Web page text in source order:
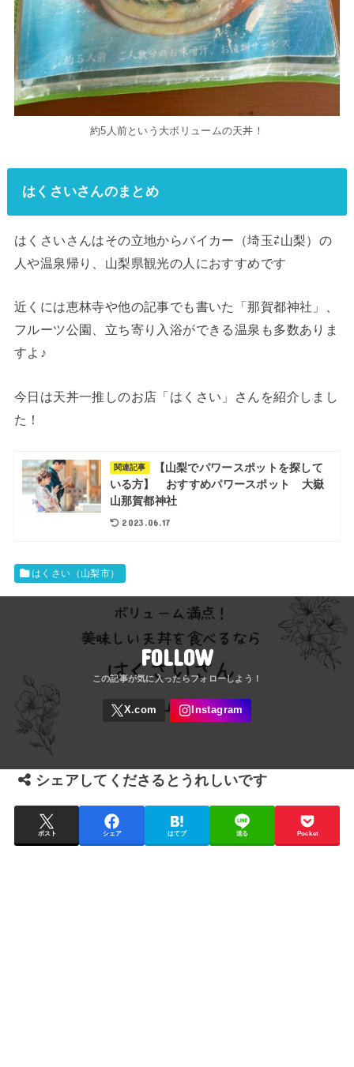
約5人前という大ボリュームの天丼！
はくさいさんのまとめ
はくさいさんはその立地からバイカー（埼玉⇄山梨）の
人や温泉帰り、山梨県観光の人におすすめです
近くには恵林寺や他の記事でも書いた「那賀都神社」、
フルーツ公園、立ち寄り入浴ができる温泉も多数ありま
すよ♪
今日は天丼一推しのお店「はくさい」さんを紹介しまし
た！
関連記事
【山梨でパワースポットを探して
いる方】 おすすめパワースポット 大嶽
山那賀都神社
2023.06.17
はくさい（山梨市）
FOLLOW
シェアしてくださるとうれしいです
ポスト シェア はてブ 送る Pocket